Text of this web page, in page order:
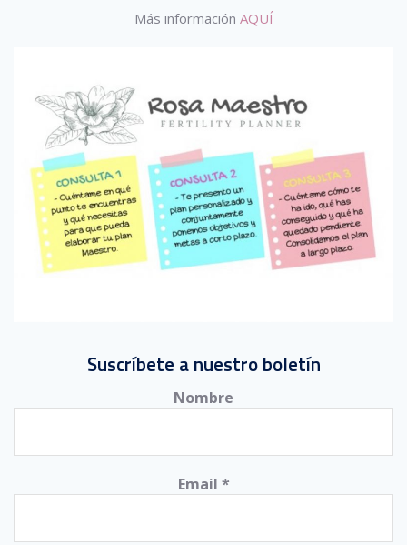
Más información AQUÍ
Suscríbete a nuestro boletín
Nombre
Email *